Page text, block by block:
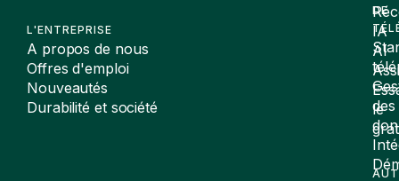
L'ENTREPRISE
A propos de nous
Offres d'emploi
Nouveautés
Durabilité et société
DE
des
IA
AI
le